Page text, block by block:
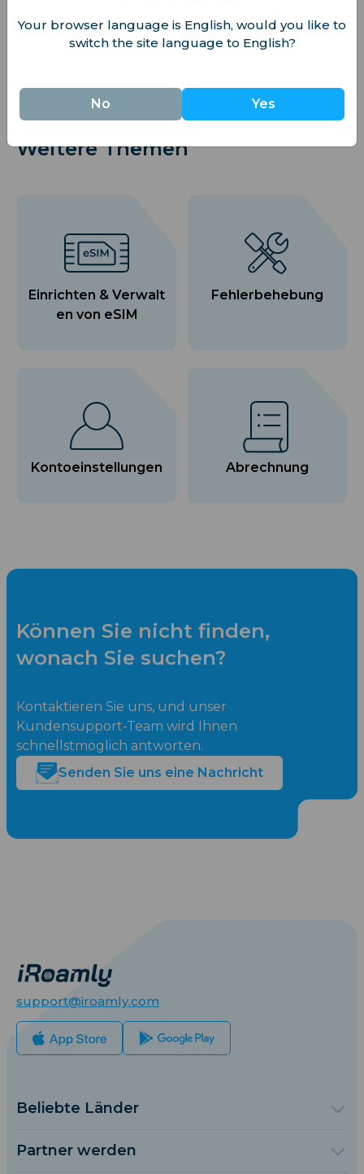
Noch kein Konto? Kein Problem!Melden Sie sich
Weitere Themen
Einrichten & Verwalt
en von eSIM
Fehlerbehebung
Kontoeinstellungen Abrechnung
Können Sie nicht finden,
wonach Sie suchen?
Kontaktieren Sie uns, und unser
Kundensupport-Team wird Ihnen
schnellstmöglich antworten.
Senden Sie uns eine Nachricht
support@iroamly.com
Beliebte Länder
Vereinigtes Königreich
Partner werden
Your browser language is English, would you like to
switch the site language to English?
No Yes